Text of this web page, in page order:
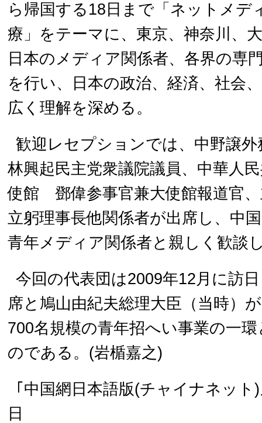
ら帰国する18日まで「ネットメデ
療」をテーマに、東京、神奈川、
日本のメディア関係者、各界の専
を行い、日本の政治、経済、社会
広く理解を深める。
歓迎レセプションでは、中野譲外
林興起民主党衆議院議員、中華人
使館 鄧偉参事官兼大使館報道官
立躬理事長他関係者が出席し、中
青年メディア関係者と親しく歓談
今回の代表団は2009年12月に訪
席と鳩山由紀夫総理大臣（当時）
700名規模の青年招へい事業の一
のである。(岩楯嘉之)
｢中国網日本語版(チャイナネッ
日